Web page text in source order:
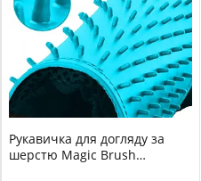
Рукавичка для догляду за
шерстю Magic Brush